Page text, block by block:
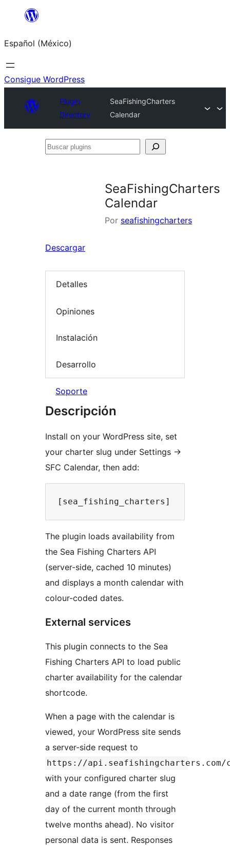
Saltar
contenido
Español (México)
Consigue WordPress
Plugin
Directory
SeaFishingCharters
Calendar
Buscar
SeaFishingCharters
Calendar
Por seafishingcharters
Descargar
Detalles
Opiniones
Instalación
Desarrollo
Soporte
Descripción
Install on your WordPress site, set
your charter slug under Settings →
SFC Calendar, then add:
The plugin loads availability from
the Sea Fishing Charters API
(server-side, cached 10 minutes)
and displays a month calendar with
colour-coded dates.
External services
This plugin connects to the Sea
Fishing Charters API to load public
charter availability for the calendar
shortcode.
When a page with the calendar is
viewed, your WordPress site sends
a server-side request to
https://
with your configured charter slug
and a date range (from the first
day of the current month through
twelve months ahead). No visitor
personal data is sent. Responses